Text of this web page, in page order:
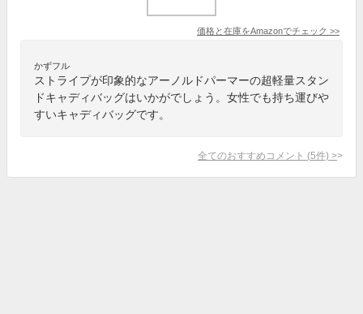
価格と在庫をAmazonでチェック >>
かずフル
ストライプが印象的なアーノルドパーマーの超軽量スタン
ドキャディバッグはいかがでしょう。女性でも持ち運びや
すいキャディバッグです。
全てのおすすめコメント (5件) >